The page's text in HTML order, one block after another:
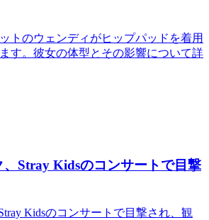
トのウェンディがヒップパッドを着用
す。彼女の体型とその影響について詳
Stray Kidsのコンサートで目撃
Kidsのコンサートで目撃され、観